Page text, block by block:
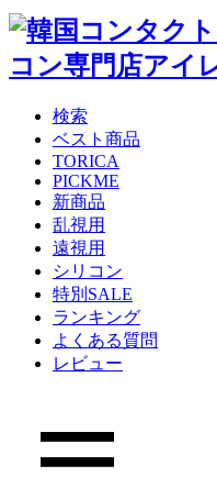
検索
ベスト商品
TORICA
PICKME
新商品
乱視用
遠視用
シリコン
特別SALE
ランキング
よくある質問
レビュー